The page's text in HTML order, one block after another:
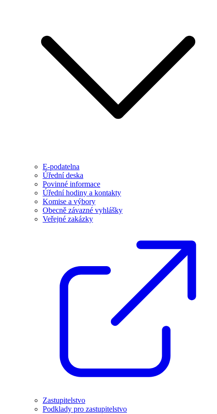
E-podatelna
Úřední deska
Povinné informace
Úřední hodiny a kontakty
Komise a výbory
Obecně závazné vyhlášky
Veřejné zakázky
Zastupitelstvo
Podklady pro zastupitelstvo